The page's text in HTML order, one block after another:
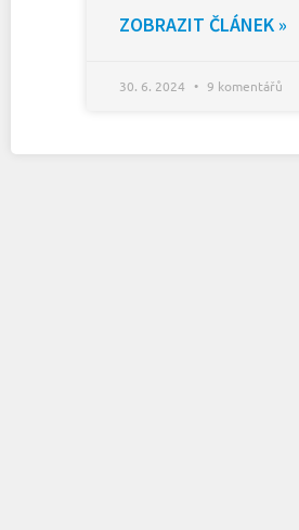
ZOBRAZIT ČLÁNEK »
30. 6. 2024 9 komentářů